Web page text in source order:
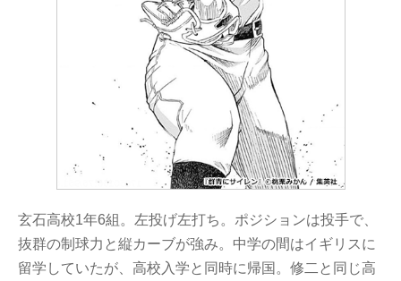
玄石高校1年6組。左投げ左打ち。ポジションは投手で、
抜群の制球力と縦カーブが強み。中学の間はイギリスに
留学していたが、高校入学と同時に帰国。修二と同じ高